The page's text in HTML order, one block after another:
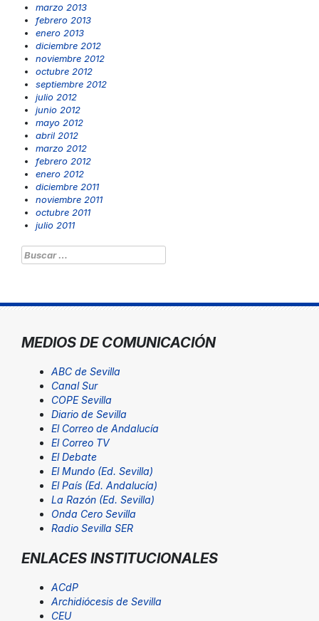
marzo 2013
febrero 2013
enero 2013
diciembre 2012
noviembre 2012
octubre 2012
septiembre 2012
julio 2012
junio 2012
mayo 2012
abril 2012
marzo 2012
febrero 2012
enero 2012
diciembre 2011
noviembre 2011
octubre 2011
julio 2011
Buscar:
MEDIOS DE COMUNICACIÓN
ABC de Sevilla
Canal Sur
COPE Sevilla
Diario de Sevilla
El Correo de Andalucía
El Correo TV
El Debate
El Mundo (Ed. Sevilla)
El País (Ed. Andalucía)
La Razón (Ed. Sevilla)
Onda Cero Sevilla
Radio Sevilla SER
ENLACES INSTITUCIONALES
ACdP
Archidiócesis de Sevilla
CEU